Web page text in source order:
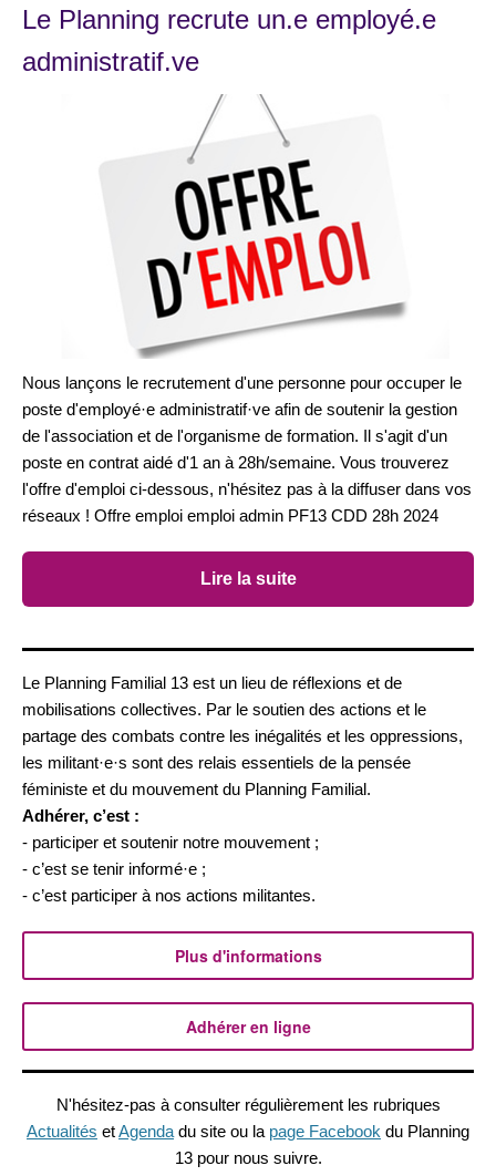
Le Planning recrute un.e employé.e
administratif.ve
Nous lançons le recrutement d'une personne pour occuper le
poste d'employé·e administratif·ve afin de soutenir la gestion
de l'association et de l'organisme de formation. Il s'agit d'un
poste en contrat aidé d'1 an à 28h/semaine. Vous trouverez
l'offre d'emploi ci-dessous, n'hésitez pas à la diffuser dans vos
réseaux ! Offre emploi emploi admin PF13 CDD 28h 2024
Lire la suite
Le Planning Familial 13 est un lieu de réflexions et de
mobilisations collectives. Par le soutien des actions et le
partage des combats contre les inégalités et les oppressions,
les militant·e·s sont des relais essentiels de la pensée
féministe et du mouvement du Planning Familial.
Adhérer, c’est :
- participer et soutenir notre mouvement ;
- c’est se tenir informé·e ;
- c’est participer à nos actions militantes.
Plus d'informations
Adhérer en ligne
N'hésitez-pas à consulter régulièrement les rubriques
Actualités etAgenda du site ou la page Facebook du Planning
13 pour nous suivre.